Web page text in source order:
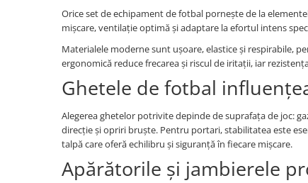
Orice set de echipament de fotbal pornește de la
mișcare, ventilație optimă și adaptare la efortul intens
Materialele moderne sunt ușoare, elastice și respirabile,
ergonomică reduce frecarea și riscul de iritații, iar
Ghetele de fotbal
Alegerea ghetelor potrivite depinde de suprafața de joc:
direcție și opriri bruște. Pentru portari, stabilitatea este
talpă care oferă echilibru și siguranță în fiecare mișcare.
Apărătorile și jambierele